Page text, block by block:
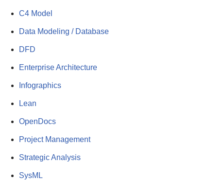
C4 Model
Data Modeling / Database
DFD
Enterprise Architecture
Infographics
Lean
OpenDocs
Project Management
Strategic Analysis
SysML